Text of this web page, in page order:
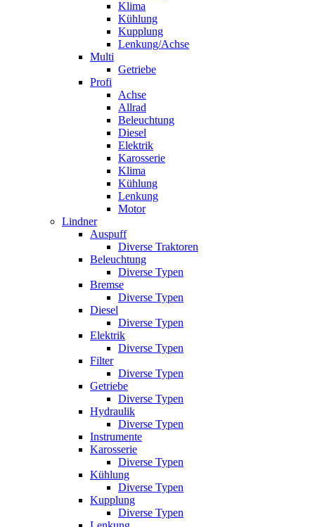
Klima
Kühlung
Kupplung
Lenkung/Achse
Multi
Getriebe
Profi
Achse
Allrad
Beleuchtung
Diesel
Elektrik
Karosserie
Klima
Kühlung
Lenkung
Motor
Lindner
Auspuff
Diverse Traktoren
Beleuchtung
Diverse Typen
Bremse
Diverse Typen
Diesel
Diverse Typen
Elektrik
Diverse Typen
Filter
Diverse Typen
Getriebe
Diverse Typen
Hydraulik
Diverse Typen
Instrumente
Karosserie
Diverse Typen
Kühlung
Diverse Typen
Kupplung
Diverse Typen